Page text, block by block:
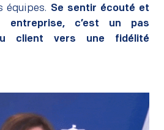
équipes. Se sentir écouté et
entreprise, c’est un pas
client vers une fidélité